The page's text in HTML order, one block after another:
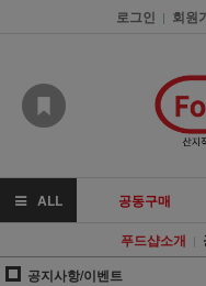
로그인 | 회원
ALL 공동구매
푸드샵소개 |
공지사항/이벤트